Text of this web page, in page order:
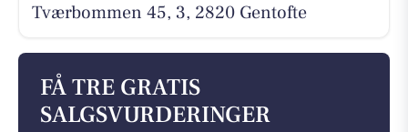
Tværbommen 45, 3, 2820 Gentofte
FÅ TRE GRATIS
SALGSVURDERINGER